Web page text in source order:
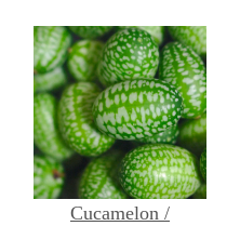
Cucamelon /